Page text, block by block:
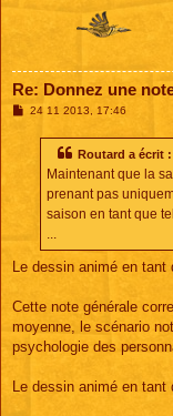
Re: Donnez une
M24 11 2013, 17:46
Routard a écrit :
Maintenant que la
prenant pas
saison en tant que
Le dessin animé en tant
Cette note générale
moyenne, le scénario
psychologie des
Le dessin animé en